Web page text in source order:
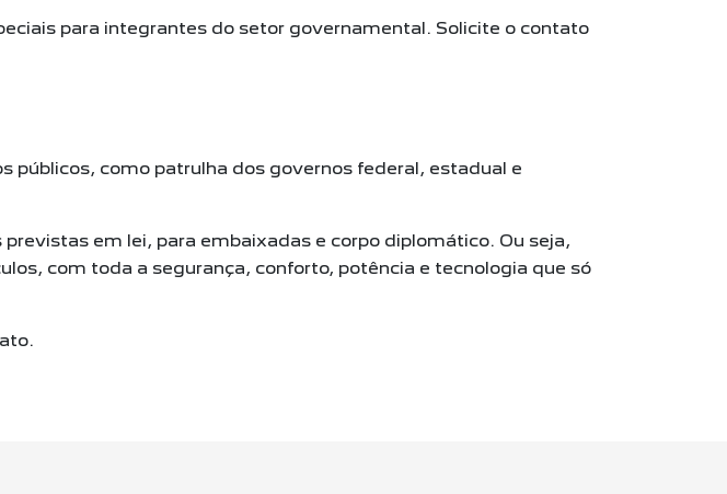
para integrantes do setor governamental. Solicite o contato
públicos, como patrulha dos governos federal, estadual e
em lei, para embaixadas e corpo diplomático. Ou seja,
com toda a segurança, conforto, potência e tecnologia que só